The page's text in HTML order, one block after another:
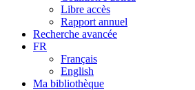
Libre accès
Rapport annuel
Recherche avancée
FR
Français
English
Ma bibliothèque